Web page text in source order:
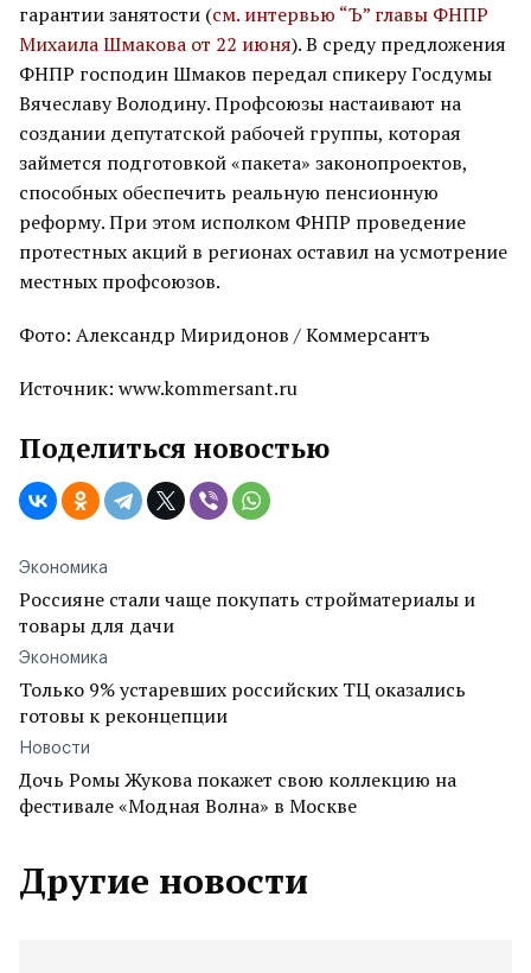
гарантии занятости (см. интервью “Ъ” главы ФНПР
Михаила Шмакова от 22 июня). В среду предложения
ФНПР господин Шмаков передал спикеру Госдумы
Вячеславу Володину. Профсоюзы настаивают на
создании депутатской рабочей группы, которая
займется подготовкой «пакета» законопроектов,
способных обеспечить реальную пенсионную
реформу. При этом исполком ФНПР проведение
протестных акций в регионах оставил на усмотрение
местных профсоюзов.
Фото: Александр Миридонов / Коммерсантъ
Источник: www.kommersant.ru
Поделиться новостью
Экономика
Россияне стали чаще покупать стройматериалы и
товары для дачи
Экономика
Только 9% устаревших российских ТЦ оказались
готовы к реконцепции
Новости
Дочь Ромы Жукова покажет свою коллекцию на
фестивале «Модная Волна» в Москве
Другие новости